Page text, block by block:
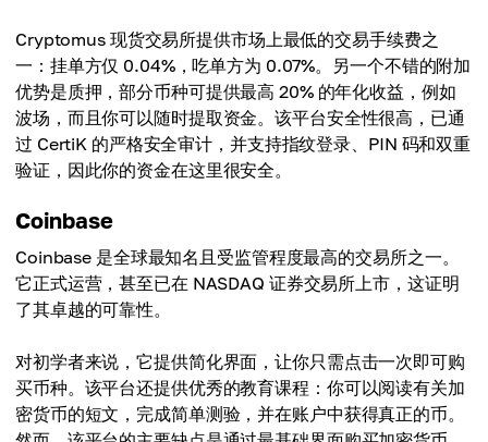
Cryptomus 现货交易所提供市场上最低的交易手续费之
一：挂单方仅 0.04%，吃单方为 0.07%。另一个不错的附加
优势是质押，部分币种可提供最高 20% 的年化收益，例如
波场，而且你可以随时提取资金。该平台安全性很高，已通
过 CertiK 的严格安全审计，并支持指纹登录、PIN 码和双重
验证，因此你的资金在这里很安全。
Coinbase
Coinbase 是全球最知名且受监管程度最高的交易所之一。
它正式运营，甚至已在 NASDAQ 证券交易所上市，这证明
了其卓越的可靠性。
对初学者来说，它提供简化界面，让你只需点击一次即可购
买币种。该平台还提供优秀的教育课程：你可以阅读有关加
密货币的短文，完成简单测验，并在账户中获得真正的币。